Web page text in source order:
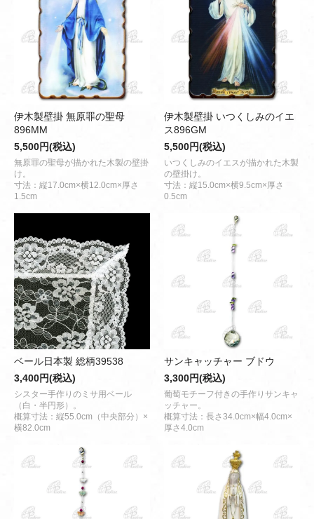
伊木製壁掛 無原罪の聖母
896MM
5,500円(税込)
無原罪の聖母が描かれた木製の壁掛
け。
寸法：縦17.0cm×横12.0cm×厚さ
1.5cm
伊木製壁掛 いつくしみのイエ
ス896GM
5,500円(税込)
いつくしみのイエスが描かれた木製
の壁掛け。
寸法：縦15.0cm×横9.5cm×厚さ
0.5cm
ベール日本製 総柄39538
3,400円(税込)
シスター手作りのミサ用ベール
（白・半円形）。
概算寸法：縦55.0cm（中央部分）×
横82.0cm
サンキャッチャー ブドウ
3,300円(税込)
葡萄モチーフ付きの手作りサンキャ
ッチャー。
概算寸法：長さ34.0cm×幅4.0cm×
厚さ4.0cm